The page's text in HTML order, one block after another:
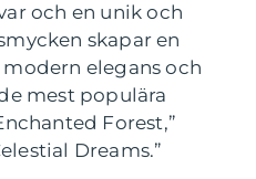
och en unik och
skapar en
elegans och
mest populära
Forest,”
Dreams.”